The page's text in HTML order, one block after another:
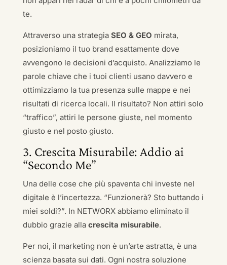
te.
Attraverso una strategia SEO & GEO mirata,
posizioniamo il tuo brand esattamente dove
avvengono le decisioni d’acquisto. Analizziamo le
parole chiave che i tuoi clienti usano davvero e
ottimizziamo la tua presenza sulle mappe e nei
risultati di ricerca locali. Il risultato? Non attiri solo
“traffico”, attiri le persone giuste, nel momento
giusto e nel posto giusto.
3. Crescita Misurabile: Addio ai
“Secondo Me”
Una delle cose che più spaventa chi investe nel
digitale è l’incertezza. “Funzionerà? Sto buttando i
miei soldi?”. In NETWORX abbiamo eliminato il
dubbio grazie alla crescita misurabile.
Per noi, il marketing non è un’arte astratta, è una
scienza basata sui dati. Ogni nostra soluzione